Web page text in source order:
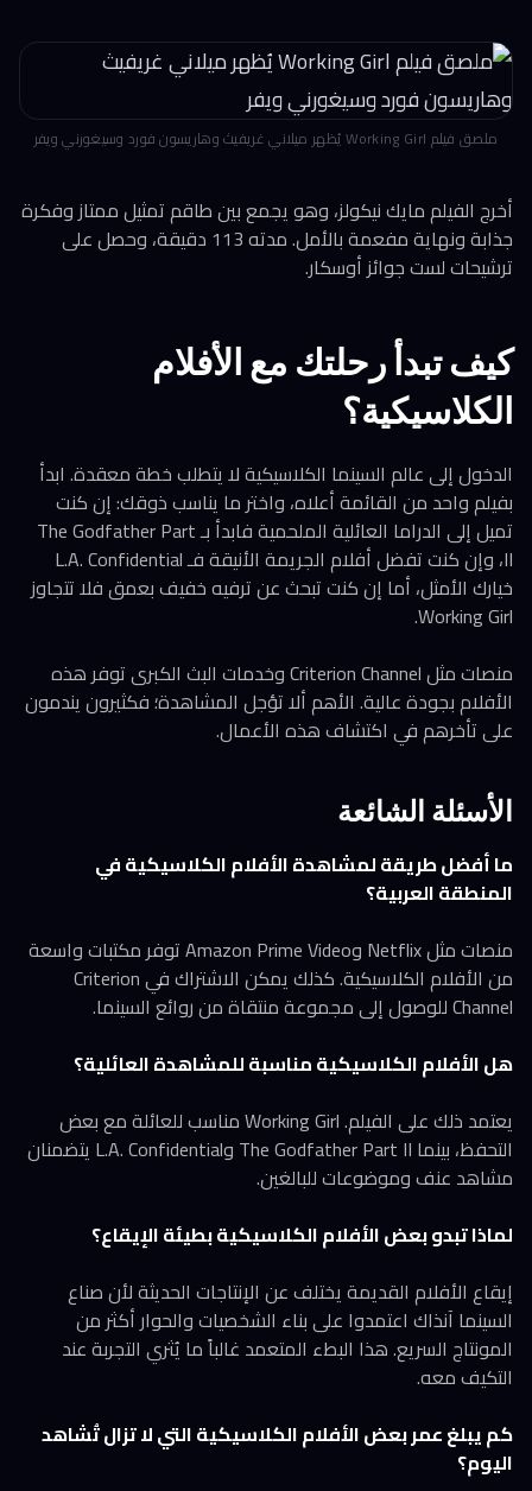
ملصق فيلم Working Girl يُظهر ميلاني غريفيث وهاريسون فورد وسيغورني ويفر
أخرج الفيلم مايك نيكولز، وهو يجمع بين طاقم تمثيل ممتاز وفكرة
جذابة ونهاية مفعمة بالأمل. مدته 113 دقيقة، وحصل على
ترشيحات لست جوائز أوسكار.
كيف تبدأ رحلتك مع الأفلام
الكلاسيكية؟
الدخول إلى عالم السينما الكلاسيكية لا يتطلب خطة معقدة. ابدأ
بفيلم واحد من القائمة أعلاه، واختر ما يناسب ذوقك: إن كنت
تميل إلى الدراما العائلية الملحمية فابدأ بـ The Godfather Part
II، وإن كنت تفضل أفلام الجريمة الأنيقة فـ L.A. Confidential
خيارك الأمثل، أما إن كنت تبحث عن ترفيه خفيف بعمق فلا تتجاوز
Working Girl.
منصات مثل Criterion Channel وخدمات البث الكبرى توفر هذه
الأفلام بجودة عالية. الأهم ألا تؤجل المشاهدة؛ فكثيرون يندمون
على تأخرهم في اكتشاف هذه الأعمال.
الأسئلة الشائعة
ما أفضل طريقة لمشاهدة الأفلام الكلاسيكية في
المنطقة العربية؟
منصات مثل Netflix وAmazon Prime Video توفر مكتبات واسعة
من الأفلام الكلاسيكية. كذلك يمكن الاشتراك في Criterion
Channel للوصول إلى مجموعة منتقاة من روائع السينما.
هل الأفلام الكلاسيكية مناسبة للمشاهدة العائلية؟
يعتمد ذلك على الفيلم. Working Girl مناسب للعائلة مع بعض
التحفظ، بينما The Godfather Part II وL.A. Confidential يتضمنان
مشاهد عنف وموضوعات للبالغين.
لماذا تبدو بعض الأفلام الكلاسيكية بطيئة الإيقاع؟
إيقاع الأفلام القديمة يختلف عن الإنتاجات الحديثة لأن صناع
السينما آنذاك اعتمدوا على بناء الشخصيات والحوار أكثر من
المونتاج السريع. هذا البطء المتعمد غالباً ما يُثري التجربة عند
التكيف معه.
كم يبلغ عمر بعض الأفلام الكلاسيكية التي لا تزال تُشاهد
اليوم؟